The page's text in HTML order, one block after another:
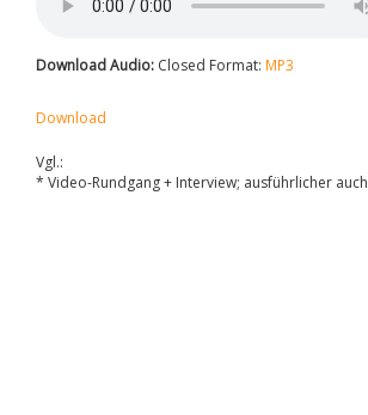
Download Audio: Closed Format: MP3
Download
Vgl.:
* Video-Rundgang + Interview; ausführlicher auch